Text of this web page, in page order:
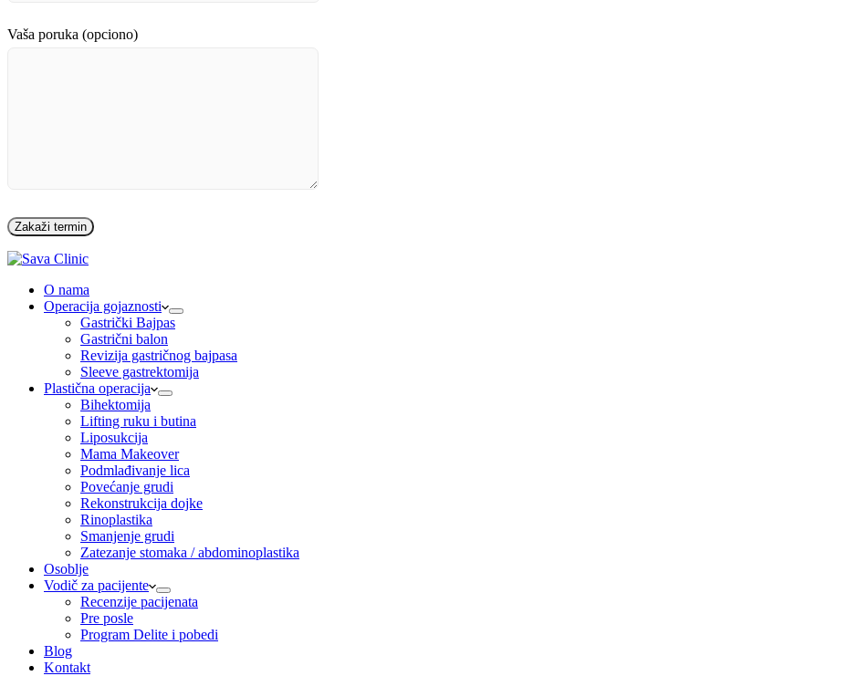
Vaša poruka (opciono)
O nama
Operacija gojaznosti
Gastrički Bajpas
Gastrični balon
Revizija gastričnog bajpasa
Sleeve gastrektomija
Plastična operacija
Bihektomija
Lifting ruku i butina
Liposukcija
Mama Makeover
Podmlađivanje lica
Povećanje grudi
Rekonstrukcija dojke
Rinoplastika
Smanjenje grudi
Zatezanje stomaka / abdominoplastika
Osoblje
Vodič za pacijente
Recenzije pacijenata
Pre posle
Program Delite i pobedi
Blog
Kontakt